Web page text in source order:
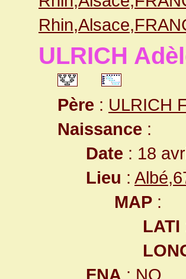
ULRICH
Père : ULRICH
Naissance :
Date : 18
Lieu :
MAP :
LATI
FNA : NO